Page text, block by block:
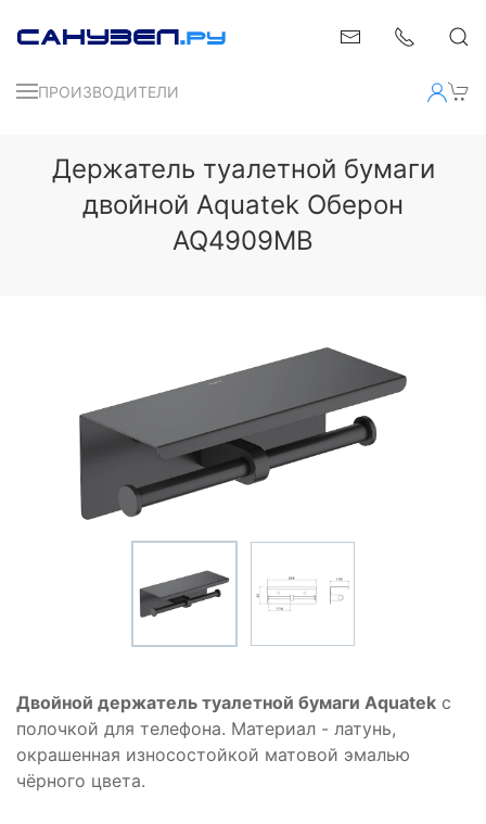
ПРОИЗВОДИТЕЛИ
Держатель туалетной бумаги
двойной Aquatek Оберон
AQ4909MB
Двойной держатель туалетной бумаги Aquatek с
полочкой для телефона. Материал - латунь,
окрашенная износостойкой матовой эмалью
чёрного цвета.